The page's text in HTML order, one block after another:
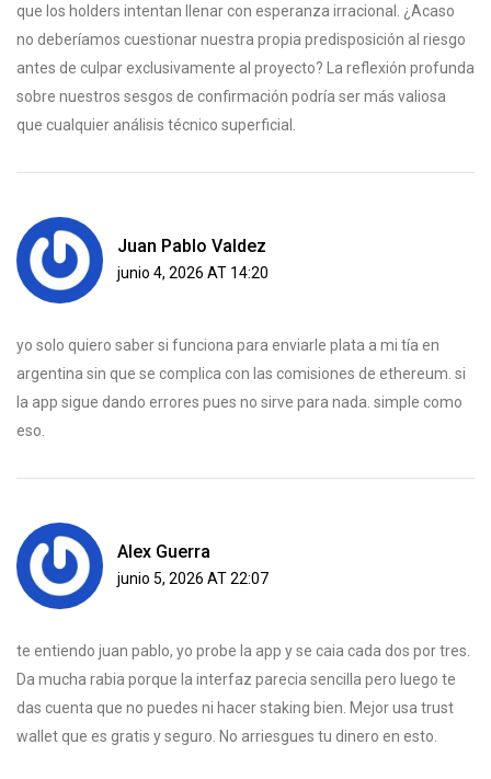
que los holders intentan llenar con esperanza irracional. ¿Acaso
no deberíamos cuestionar nuestra propia predisposición al riesgo
antes de culpar exclusivamente al proyecto? La reflexión profunda
sobre nuestros sesgos de confirmación podría ser más valiosa
que cualquier análisis técnico superficial.
Juan Pablo Valdez
junio 4, 2026 AT 14:20
yo solo quiero saber si funciona para enviarle plata a mi tía en
argentina sin que se complica con las comisiones de ethereum. si
la app sigue dando errores pues no sirve para nada. simple como
eso.
Alex Guerra
junio 5, 2026 AT 22:07
te entiendo juan pablo, yo probe la app y se caia cada dos por tres.
Da mucha rabia porque la interfaz parecia sencilla pero luego te
das cuenta que no puedes ni hacer staking bien. Mejor usa trust
wallet que es gratis y seguro. No arriesgues tu dinero en esto.